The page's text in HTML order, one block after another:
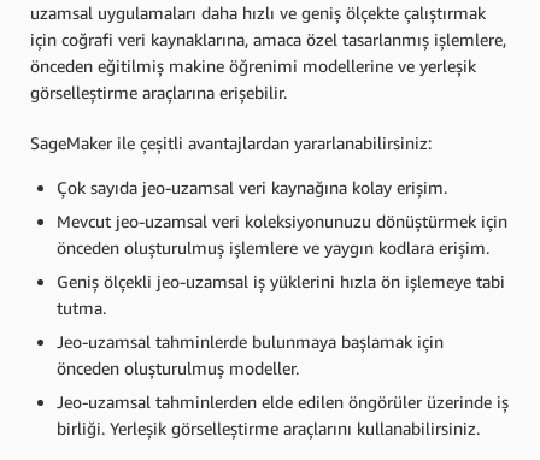
uzamsal uygulamaları daha hızlı ve geniş ölçekte çalıştırmak
için coğrafi veri kaynaklarına, amaca özel tasarlanmış işlemlere,
önceden eğitilmiş makine öğrenimi modellerine ve yerleşik
görselleştirme araçlarına erişebilir.
SageMaker ile çeşitli avantajlardan yararlanabilirsiniz:
Çok sayıda jeo-uzamsal veri kaynağına kolay erişim.
Mevcut jeo-uzamsal veri koleksiyonunuzu dönüştürmek için
önceden oluşturulmuş işlemlere ve yaygın kodlara erişim.
Geniş ölçekli jeo-uzamsal iş yüklerini hızla ön işlemeye tabi
tutma.
Jeo-uzamsal tahminlerde bulunmaya başlamak için
önceden oluşturulmuş modeller.
Jeo-uzamsal tahminlerden elde edilen öngörüler üzerinde iş
birliği. Yerleşik görselleştirme araçlarını kullanabilirsiniz.